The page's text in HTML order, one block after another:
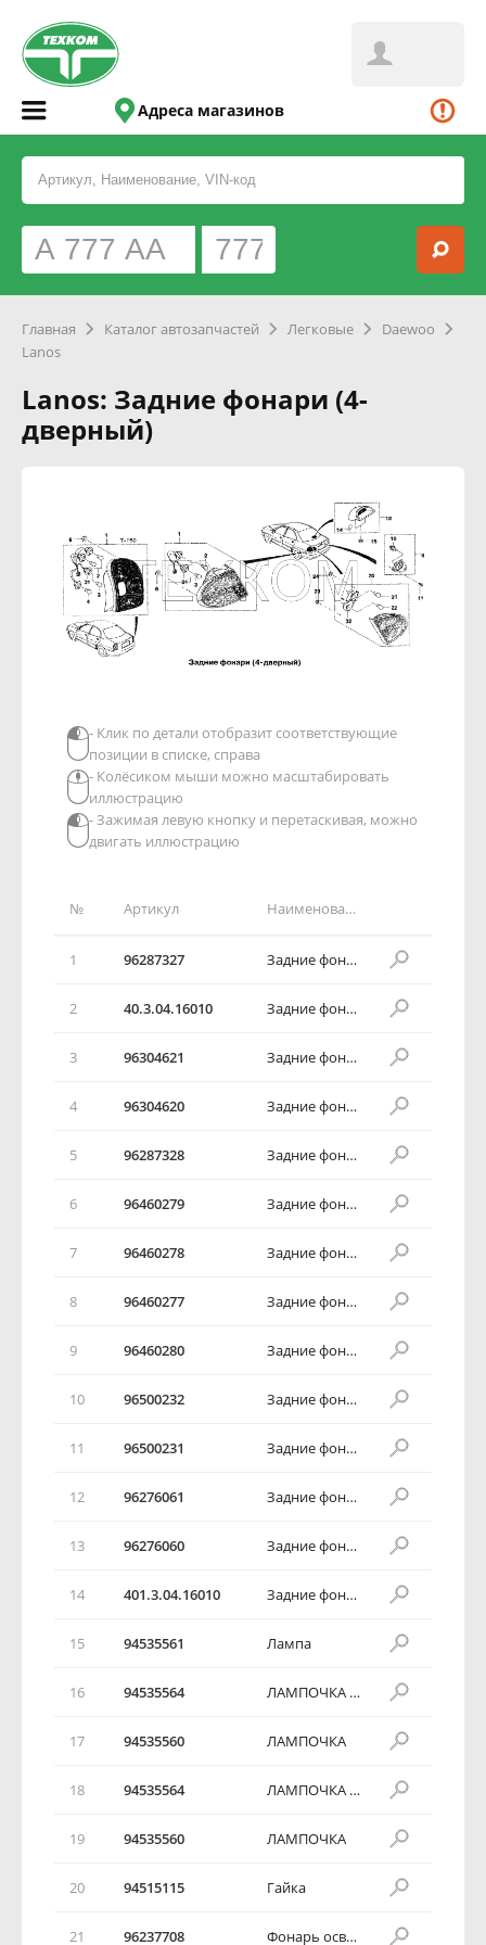
Адреса магазинов
Главная Каталог автозапчастей Легковые
Daewoo
Lanos
Lanos: Задние фонари (4-
дверный)
№ Артикул Наименование детали
1 96287327 Задние фонари в сборе
2 40.3.04.16010 Задние фонари в сборе
3 96304621 Задние фонари в сборе
4 96304620 Задние фонари в сборе
5 96287328 Задние фонари в сборе
6 96460279 Задние фонари в сборе
7 96460278 Задние фонари в сборе
8 96460277 Задние фонари в сборе
9 96460280 Задние фонари в сборе
10 96500232 Задние фонари в сборе
11 96500231 Задние фонари в сборе
12 96276061 Задние фонари в сборе
13 96276060 Задние фонари в сборе
14 401.3.04.16010 Задние фонари в сборе
15 94535561 Лампа
16 94535564 ЛАМПОЧКА ГАБАРИТНАЯ
17 94535560 ЛАМПОЧКА
18 94535564 ЛАМПОЧКА ГАБАРИТНАЯ
19 94535560 ЛАМПОЧКА
20 94515115 Гайка
21 96237708 Фонарь освещения номерного знака
- Клик по детали отобразит соответствующие
позиции в списке, справа
- Колёсиком мыши можно масштабировать
иллюстрацию
- Зажимая левую кнопку и перетаскивая, можно
двигать иллюстрацию